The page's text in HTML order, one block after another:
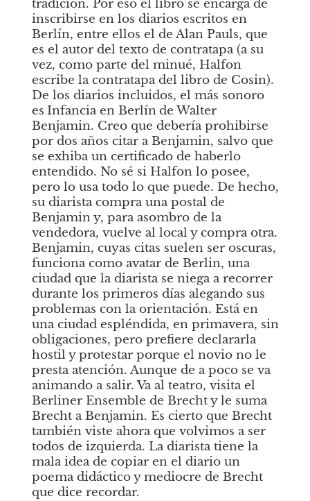
tradición. Por eso el libro se encarga de
inscribirse en los diarios escritos en
Berlín, entre ellos el de Alan Pauls, que
es el autor del texto de contratapa (a su
vez, como parte del minué, Halfon
escribe la contratapa del libro de Cosin).
De los diarios incluidos, el más sonoro
es Infancia en Berlín de Walter
Benjamin. Creo que debería prohibirse
por dos años citar a Benjamin, salvo que
se exhiba un certificado de haberlo
entendido. No sé si Halfon lo posee,
pero lo usa todo lo que puede. De hecho,
su diarista compra una postal de
Benjamin y, para asombro de la
vendedora, vuelve al local y compra otra.
Benjamin, cuyas citas suelen ser oscuras,
funciona como avatar de Berlin, una
ciudad que la diarista se niega a recorrer
durante los primeros días alegando sus
problemas con la orientación. Está en
una ciudad espléndida, en primavera, sin
obligaciones, pero prefiere declararla
hostil y protestar porque el novio no le
presta atención. Aunque de a poco se va
animando a salir. Va al teatro, visita el
Berliner Ensemble de Brecht y le suma
Brecht a Benjamin. Es cierto que Brecht
también viste ahora que volvimos a ser
todos de izquierda. La diarista tiene la
mala idea de copiar en el diario un
poema didáctico y mediocre de Brecht
que dice recordar.